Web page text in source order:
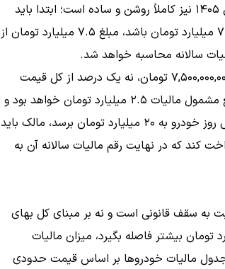
می‌شوند. فرمول محاسبه مالیات خودروهای گران‌قیمت در سال ۱۴۰۵ نیز کاملاً روشن و ساده است؛ ابتدا باید
ارزش روز خودرو را تعیین کرد، سپس اگر این قیمت بیش از ۷.۵ میلیارد تومان باشد، مبلغ ۷.۵ میلیارد تومان از
سالانه محاسبه خواهد شد.
به عبارت دیگر، مالیات سالانه برابر است با یک درصد مازاد بر ۷,۵۰۰,۰۰۰,۰۰۰ تومان، نه یک درصد از کل قیمت
خودرو. برای مثال، در خودرویی با ارزش ۱۰ میلیارد تومان، مبلغ مشمول مالیات ۲.۵ میلیارد تومان خواهد بود و
مالیات سالانه آن ۲۵ میلیون تومان می‌شود. همچنین اگر ارزش روز خودرو به ۲۰ میلیارد تومان برسد، مالک باید
کند که در نهایت رقم مالیات سالانه آن به
به سقف قانونی است و نه بر مبنای کل بهای
دلیل هرچه قیمت خودرو از آستانه ۷.۵ میلیارد تومان بیشتر فاصله بگیرد، میزان مالیات
جدول مالیات خودروها بر اساس قیمت حدودی